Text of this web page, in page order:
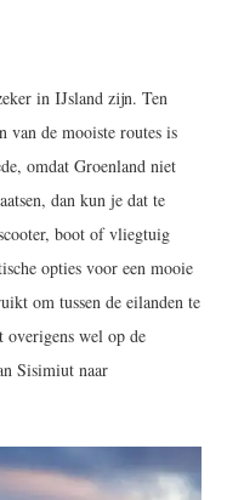
in IJsland zijn. Ten
van de mooiste routes is
omdat Groenland niet
dan kun je dat te
boot of vliegtuig
opties voor een mooie
om tussen de eilanden te
overigens wel op de
Sisimiut naar